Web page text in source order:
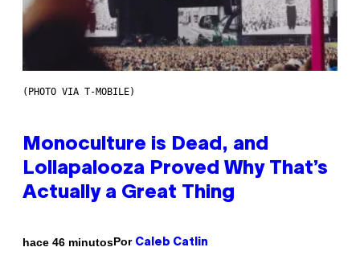
(PHOTO VIA T-MOBILE)
Monoculture is Dead, and
Lollapalooza Proved Why That’s
Actually a Great Thing
hace 46 minutosPor Caleb Catlin